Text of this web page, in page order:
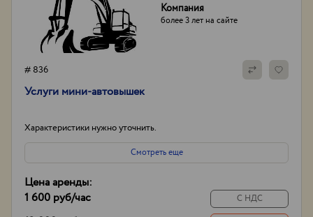
Компания
более 3 лет на сайте
# 836
Услуги мини-автовышек
Характеристики нужно уточнить.
Смотреть еще
Цена аренды:
1 600 руб/час
С НДС